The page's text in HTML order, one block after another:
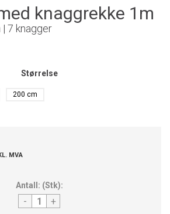
knaggrekke 1m
7 knagger
Størrelse
200 cm
MVA
Antall: (Stk):
- +